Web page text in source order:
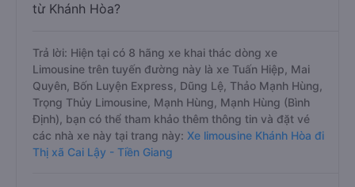
từ Khánh Hòa?
Trả lời: Hiện tại có 8 hãng xe khai thác dòng xe
Limousine trên tuyến đường này là xe Tuấn Hiệp, Mai
Quyên, Bốn Luyện Express, Dũng Lệ, Thảo Mạnh Hùng,
Trọng Thủy Limousine, Mạnh Hùng, Mạnh Hùng (Bình
Định), bạn có thể tham khảo thêm thông tin và đặt vé
các nhà xe này tại trang này: Xe limousine Khánh Hòa đi
Thị xã Cai Lậy - Tiền Giang